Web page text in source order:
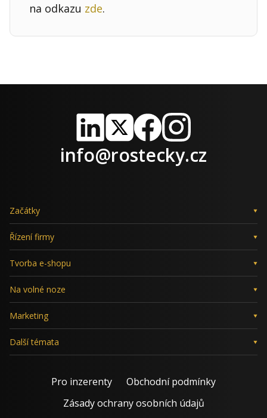
na odkazu zde.
LinkedIn
X FacebookInstagram
info@rostecky.cz
Začátky
Řízení firmy
Tvorba e-shopu
Na volné noze
Marketing
Další témata
Pro inzerenty
Obchodní podmínky
Zásady ochrany osobních údajů